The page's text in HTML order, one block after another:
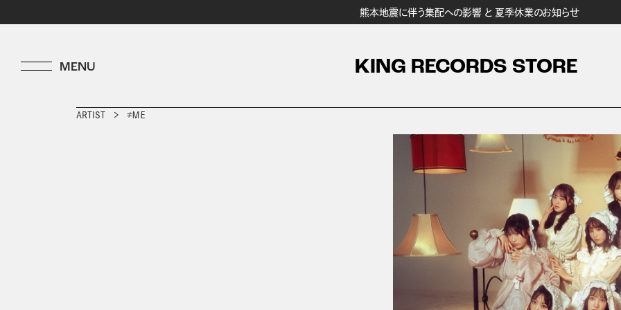
熊本地震に伴う集配への影響 と 夏季休業のお知らせ
KING RECORDS STORE
ARTIST ≠ＭＥ